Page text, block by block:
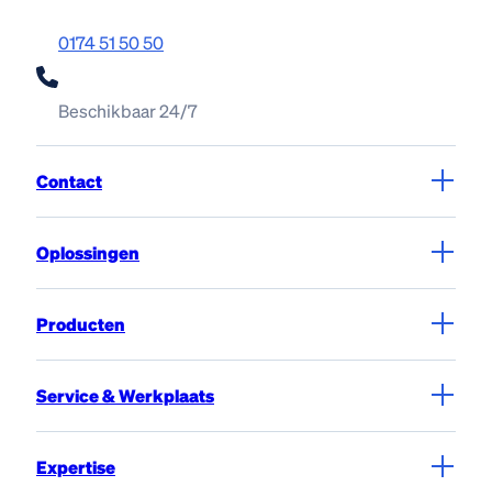
0174 51 50 50
Beschikbaar 24/7
Contact
Oplossingen
Producten
Service & Werkplaats
Expertise